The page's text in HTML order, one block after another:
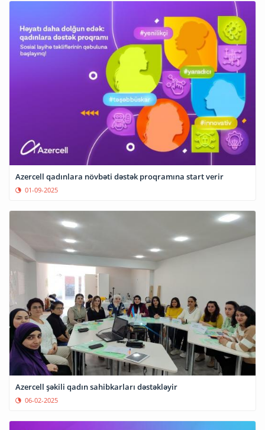
Azercell qadınlara növbəti dəstək proqramına start verir
01-09-2025
Azercell şəkili qadın sahibkarları dəstəkləyir
06-02-2025